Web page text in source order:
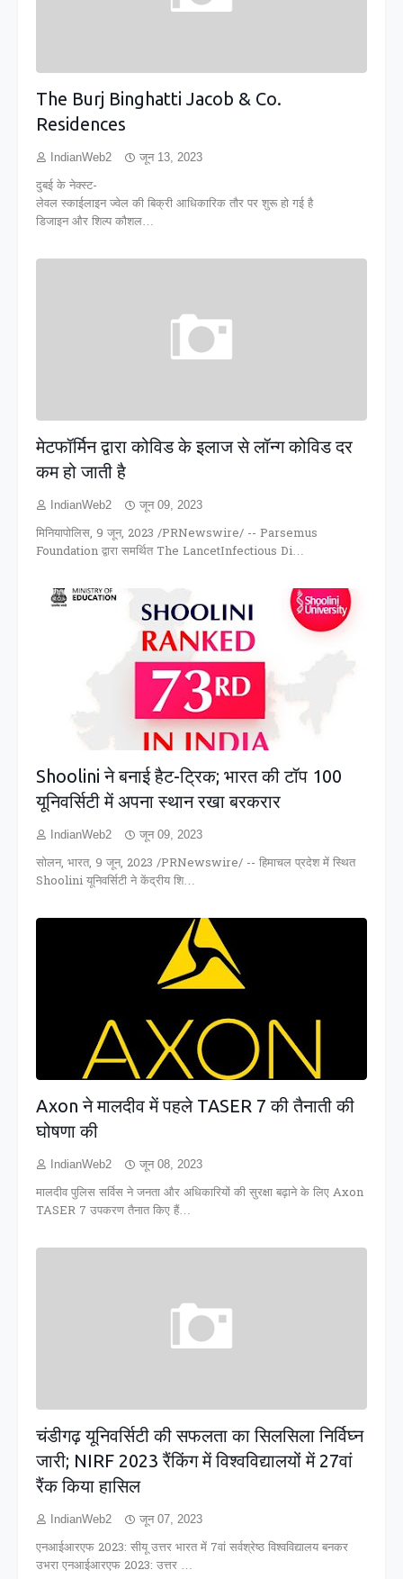
The Burj Binghatti Jacob & Co.
Residences
IndianWeb2 जून 13, 2023
दुबई के नेक्स्ट-
लेवल स्काईलाइन ज्वेल की बिक्री आधिकारिक तौर पर शुरू हो गई है
डिजाइन और शिल्प कौशल…
मेटफॉर्मिन द्वारा कोविड के इलाज से लॉन्ग कोविड दर
कम हो जाती है
IndianWeb2 जून 09, 2023
मिनियापोलिस, 9 जून, 2023 /PRNewswire/ -- Parsemus
Foundation द्वारा समर्थित The LancetInfectious Di…
Shoolini ने बनाई हैट-ट्रिक; भारत की टॉप 100
यूनिवर्सिटी में अपना स्थान रखा बरकरार
IndianWeb2 जून 09, 2023
सोलन, भारत, 9 जून, 2023 /PRNewswire/ -- हिमाचल प्रदेश में स्थित
Shoolini यूनिवर्सिटी ने केंद्रीय शि…
Axon ने मालदीव में पहले TASER 7 की तैनाती की
घोषणा की
IndianWeb2 जून 08, 2023
मालदीव पुलिस सर्विस ने जनता और अधिकारियों की सुरक्षा बढ़ाने के लिए Axon
TASER 7 उपकरण तैनात किए हैं…
चंडीगढ़ यूनिवर्सिटी की सफलता का सिलसिला निर्विघ्न
जारी; NIRF 2023 रैंकिंग में विश्वविद्यालयों में 27वां
रैंक किया हासिल
IndianWeb2 जून 07, 2023
एनआईआरएफ 2023: सीयू उत्तर भारत में 7वां सर्वश्रेष्ठ विश्वविद्यालय बनकर
उभरा एनआईआरएफ 2023: उत्तर …